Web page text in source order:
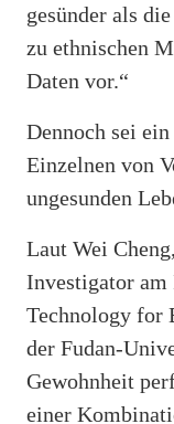
gesünder als
zu ethnischen
Daten vor.“
Dennoch sei
Einzelnen von
ungesunden
Laut Wei
Investigator am
Technology for
der Fudan-
Gewohnheit
einer